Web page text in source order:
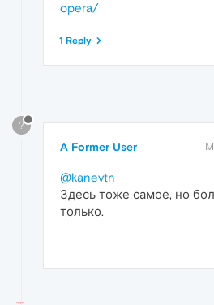
opera/
1 Reply
?
A Former User
@kanevtn
Здесь тоже самое, но
только.